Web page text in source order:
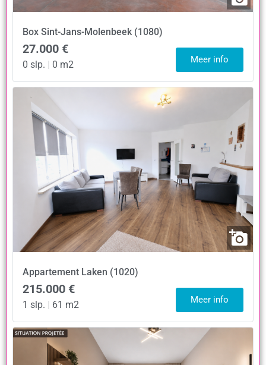
Box Sint-Jans-Molenbeek (1080)
27.000 €
0 slp. 0 m2 Meer info
Appartement Laken (1020)
215.000 €
1 slp. | 61 m2 Meer info